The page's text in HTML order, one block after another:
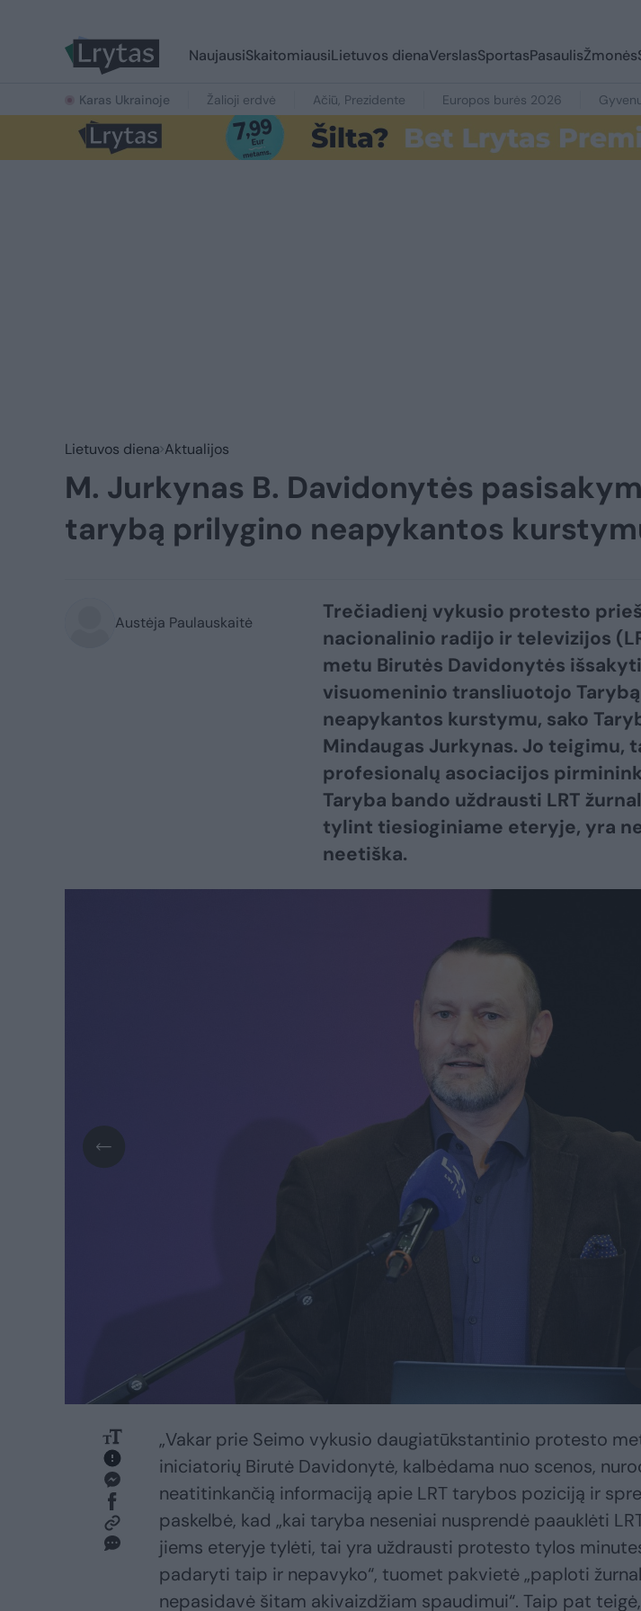
NaujausiSkaitomiausiLietuvos dienaVerslasSportasPasaulisŽmonės
Karas Ukrainoje Žalioji erdvė Ačiū, Prezidente Europos burės 2026
Lietuvos diena Aktualijos
M. Jurkynas B. Davidonytės
tarybą prilygino neapykantos
Austėja Paulauskaitė
Trečiadienį vykusio protesto
nacionalinio radijo ir televizijos
metu Birutės Davidonytės
visuomeninio transliuotojo
neapykantos kurstymu, sako
Mindaugas Jurkynas. Jo teigimu,
profesionalų asociacijos
Taryba bando uždrausti LRT
tylint tiesioginiame eteryje, yra
neetiška.
„Vakar prie Seimo vykusio daugiatūkstantinio protesto
iniciatorių Birutė Davidonytė, kalbėdama nuo scenos,
neatitinkančią informaciją apie LRT tarybos poziciją ir
paskelbė, kad „kai taryba neseniai nusprendė paauklėti
jiems eteryje tylėti, tai yra uždrausti protesto tylos
padaryti taip ir nepavyko“, tuomet pakvietė „paploti
nepasidavė šitam akivaizdžiam spaudimui“. Taip pat